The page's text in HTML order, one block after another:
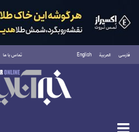
فارسی العربية English تماس با ما
شنبه ۱۷ مرداد ۱۴۰۵